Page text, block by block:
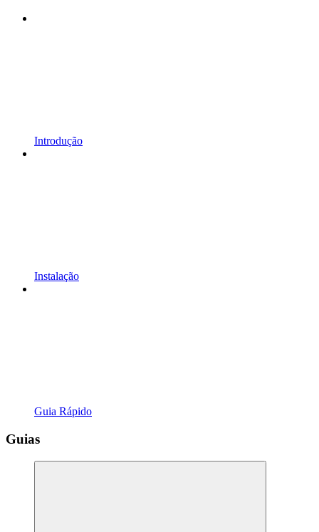
Introdução
Instalação
Guia Rápido
Guias